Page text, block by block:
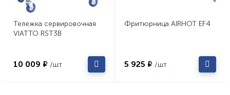
Тележка сервировочная
VIATTO RST3B
10 009 ₽ /шт
Фритюрница AIRHOT EF4
5 925 ₽ /шт